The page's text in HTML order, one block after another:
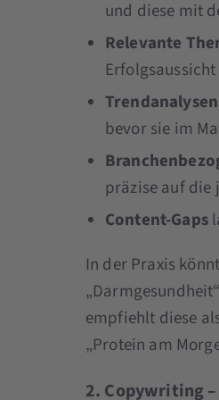
und diese mit
Relevante
bevor sie im
präzise auf
Content-Gaps
In der Praxis
empfiehlt diese
„Protein am
2. Copywriting